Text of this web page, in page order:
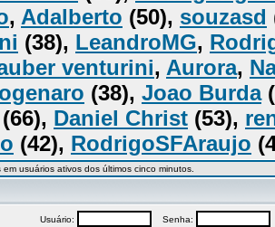
, Adalberto (50), souzasd
(38), LeandroMG,
venturini, Aurora,
(38), Joao Burda
(66), Daniel Christ (53),
(42), RodrigoSFAraujo
usuários ativos dos últimos cinco minutos.
Usuário: Senha: